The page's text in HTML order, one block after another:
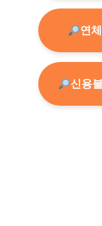
연
신용